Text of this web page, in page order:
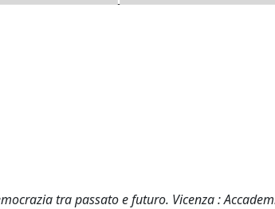
tra passato e futuro. Vicenza :